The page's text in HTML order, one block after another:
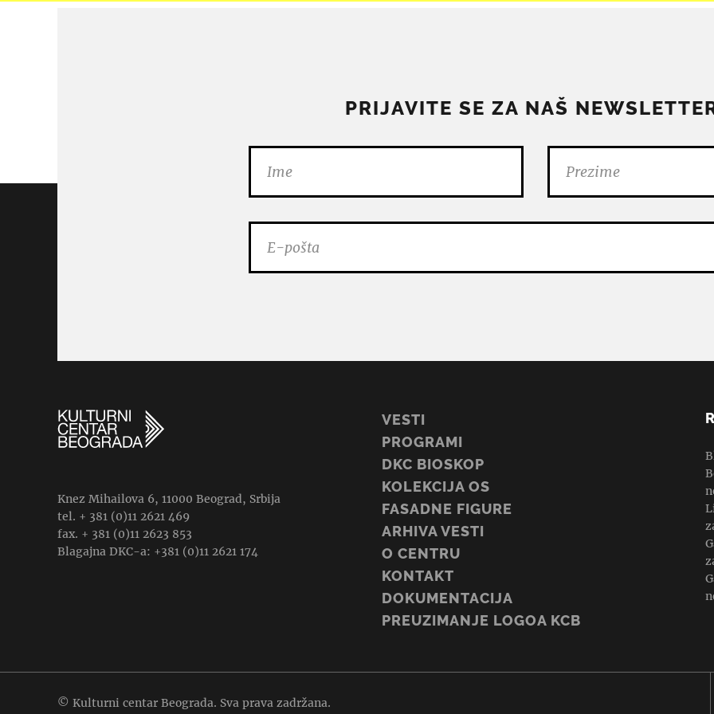
PRIJAVITE SE ZA NAŠ
Knez Mihailova 6, 11000 Beograd, Srbija
tel. + 381 (0)11 2621 469
fax. + 381 (0)11 2623 853
Blagajna DKC-a: +381 (0)11 2621 174
VESTI
PROGRAMI
DKC BIOSKOP
KOLEKCIJA OS
FASADNE FIGURE
ARHIVA VESTI
O CENTRU
KONTAKT
DOKUMENTACIJA
PREUZIMANJE LOGOA KCB
© Kulturni centar Beograda. Sva prava zadržana.